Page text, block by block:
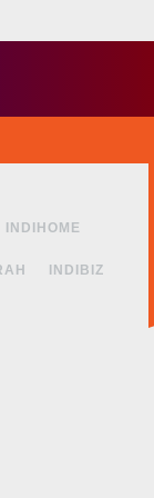
INDIHOME
INDIBIZ